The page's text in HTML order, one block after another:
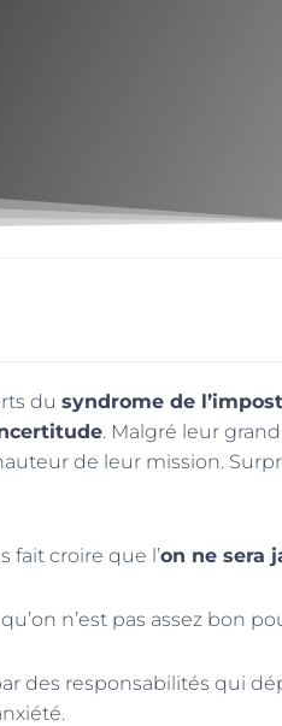
du syndrome de
. Malgré leur
de leur mission.
fait croire que l’on ne sera
n’est pas assez bon
des responsabilités qui